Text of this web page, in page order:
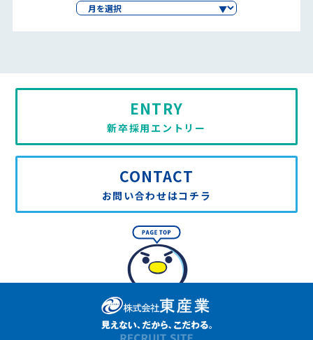
CONTACT
お問い合わせはコチラ
ENTRY
新卒採用エントリー